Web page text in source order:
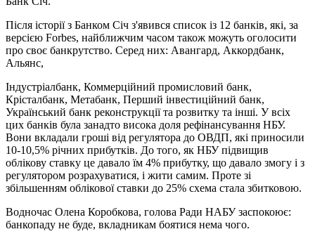
Після історії з Банком Січ з'явився список із 12 банків, які, за
версією Forbes, найближчим часом також можуть оголосити
про своє банкрутство. Серед них: Авангард, Аккордбанк,
Альянс,
Індустріалбанк, Коммерційний промисловий банк,
Крісталбанк, Метабанк, Перший інвестиційний банк,
Український банк реконструкції та розвитку та інші. У всіх
цих банків була занадто висока доля рефінансування НБУ.
Вони вкладали гроші від регулятора до ОВДП, які приносили
10-10,5% річних прибутків. До того, як НБУ підвищив
облікову ставку це давало їм 4% прибутку, що давало змогу і з
регулятором розрахуватися, і жити самим. Проте зі
збільшенням облікової ставки до 25% схема стала збитковою.
Водночас Олена Коробкова, голова Ради НАБУ заспокоює:
банкопаду не буде, вкладникам боятися нема чого.